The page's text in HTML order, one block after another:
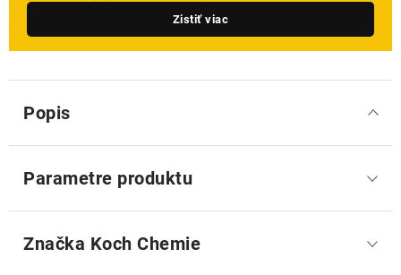
Zistiť viac
Popis
Parametre produktu
Značka Koch Chemie